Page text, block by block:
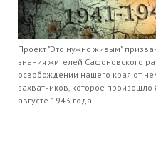
Проект "Это нужно живым"
знания жителей Сафоновского
освобождении нашего края от
захватчиков, которое произошло
августе 1943 года.